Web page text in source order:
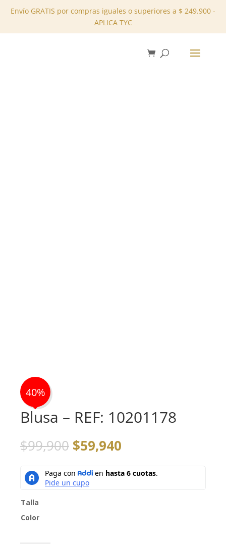
Envío GRATIS por compras iguales o superiores a $ 249.900 -
APLICA TYC
✕
40%
Blusa – REF: 10201178
$99,900 El
precio
original
era:
$99,900.
$59,940
actual
es:
Talla
Color